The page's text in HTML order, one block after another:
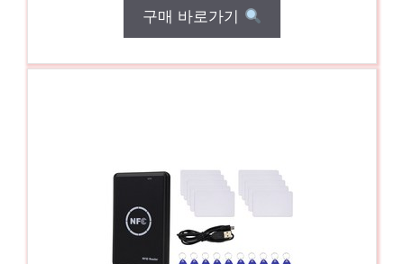
구매 바로가기